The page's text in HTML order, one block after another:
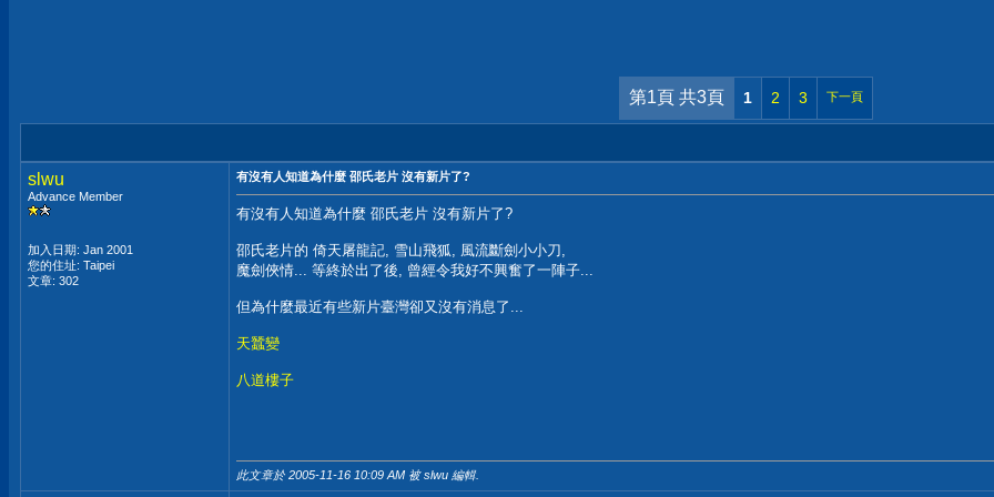
第1頁 共3頁 1 2 3 下一頁
slwu
Advance Member
加入日期: Jan 2001
您的住址: Taipei
文章: 302
有沒有人知道為什麼 邵氏老片 沒有新片了?
有沒有人知道為什麼 邵氏老片 沒有新片了?
邵氏老片的 倚天屠龍記, 雪山飛狐, 風流斷劍小小刀,
魔劍俠情... 等終於出了後, 曾經令我好不興奮了一陣子...
但為什麼最近有些新片臺灣卻又沒有消息了...
天蠶變
八道樓子
此文章於 2005-11-16 10:09 AM 被 slwu 編輯.